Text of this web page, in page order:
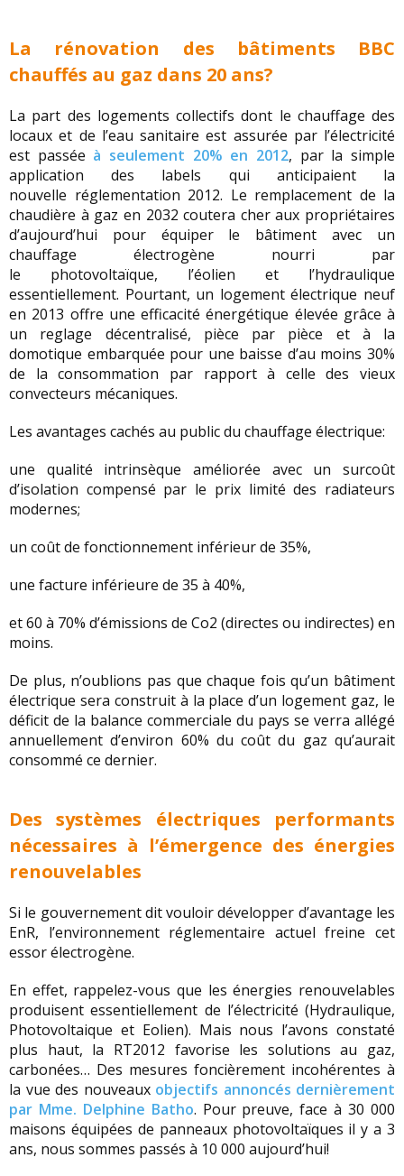
La rénovation des bâtiments BBC
chauffés au gaz dans 20 ans?
La part des logements collectifs dont le chauffage des
locaux et de l’eau sanitaire est assurée par l’électricité
est passée à seulement 20% en 2012, par la simple
application des labels qui anticipaient la
nouvelle réglementation 2012. Le remplacement de la
chaudière à gaz en 2032 coutera cher aux propriétaires
d’aujourd’hui pour équiper le bâtiment avec un
chauffage électrogène nourri par
le photovoltaïque, l’éolien et l’hydraulique
essentiellement. Pourtant, un logement électrique neuf
en 2013 offre une efficacité énergétique élevée grâce à
un reglage décentralisé, pièce par pièce et à la
domotique embarquée pour une baisse d’au moins 30%
de la consommation par rapport à celle des vieux
convecteurs mécaniques.
Les avantages cachés au public du chauffage électrique:
une qualité intrinsèque améliorée avec un surcoût
d’isolation compensé par le prix limité des radiateurs
modernes;
un coût de fonctionnement inférieur de 35%,
une facture inférieure de 35 à 40%,
et 60 à 70% d’émissions de Co2 (directes ou indirectes) en
moins.
De plus, n’oublions pas que chaque fois qu’un bâtiment
électrique sera construit à la place d’un logement gaz, le
déficit de la balance commerciale du pays se verra allégé
annuellement d’environ 60% du coût du gaz qu’aurait
consommé ce dernier.
Des systèmes électriques performants
nécessaires à l’émergence des énergies
renouvelables
Si le gouvernement dit vouloir développer d’avantage les
EnR, l’environnement réglementaire actuel freine cet
essor électrogène.
En effet, rappelez-vous que les énergies renouvelables
produisent essentiellement de l’électricité (Hydraulique,
Photovoltaique et Eolien). Mais nous l’avons constaté
plus haut, la RT2012 favorise les solutions au gaz,
carbonées… Des mesures foncièrement incohérentes à
la vue des nouveaux objectifs annoncés dernièrement
par Mme. Delphine Batho. Pour preuve, face à 30 000
maisons équipées de panneaux photovoltaïques il y a 3
ans, nous sommes passés à 10 000 aujourd’hui!